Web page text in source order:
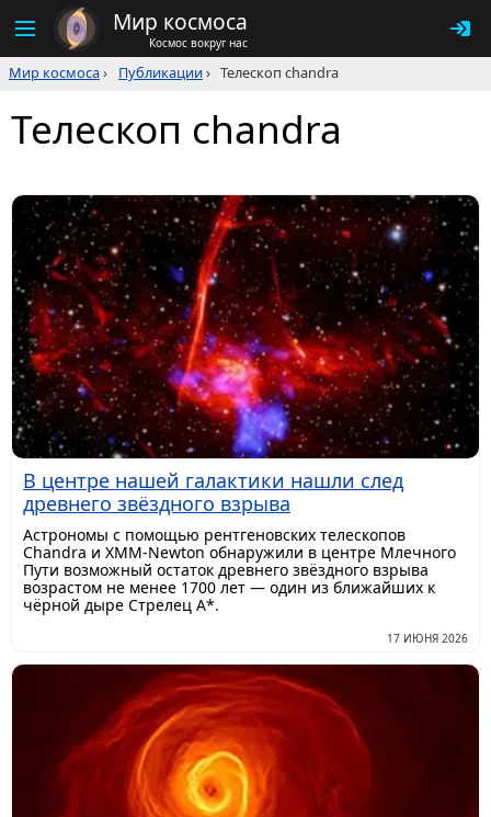
Мир космоса
Космос вокруг нас
Мир космоса› Публикации› Телескоп chandra
Телескоп chandra
В центре нашей галактики нашли след
древнего звёздного взрыва
Астрономы с помощью рентгеновских телескопов
Chandra и XMM-Newton обнаружили в центре Млечного
Пути возможный остаток древнего звёздного взрыва
возрастом не менее 1700 лет — один из ближайших к
чёрной дыре Стрелец A*.
17 ИЮНЯ 2026